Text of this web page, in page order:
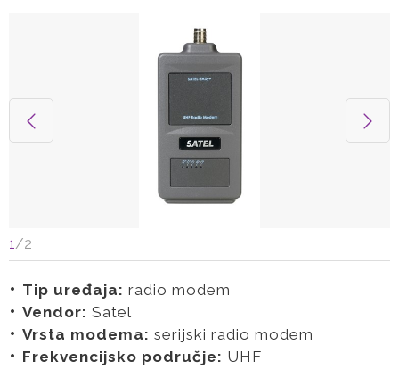
1 /2
Tip uređaja: radio modem
Vendor: Satel
Vrsta modema: serijski radio modem
Frekvencijsko područje: UHF